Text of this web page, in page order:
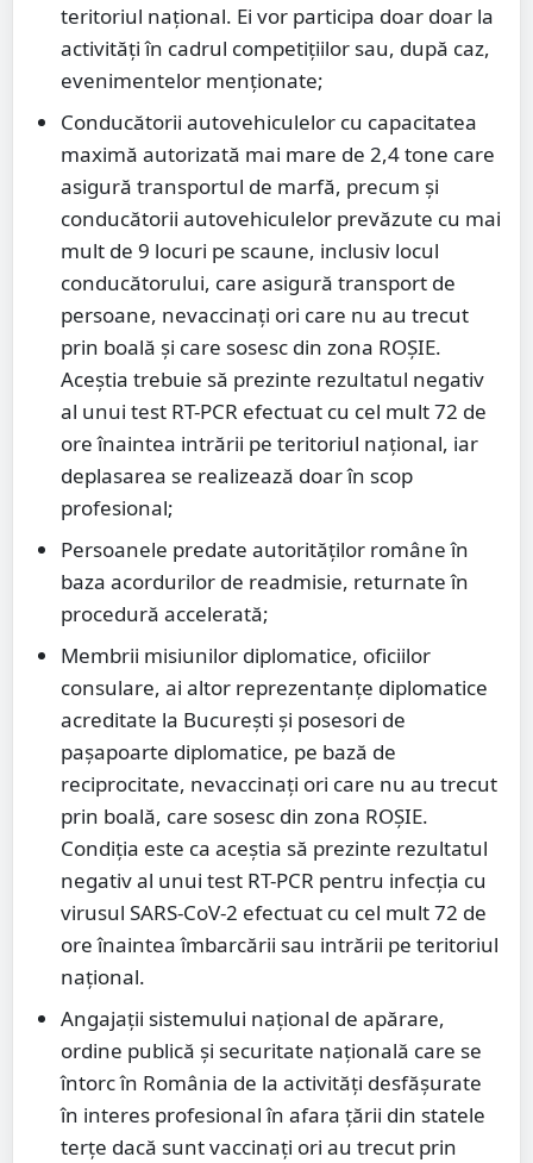
teritoriul național. Ei vor participa doar doar la
activități în cadrul competițiilor sau, după caz,
evenimentelor menționate;
Conducătorii autovehiculelor cu capacitatea
maximă autorizată mai mare de 2,4 tone care
asigură transportul de marfă, precum și
conducătorii autovehiculelor prevăzute cu mai
mult de 9 locuri pe scaune, inclusiv locul
conducătorului, care asigură transport de
persoane, nevaccinați ori care nu au trecut
prin boală și care sosesc din zona ROȘIE.
Aceștia trebuie să prezinte rezultatul negativ
al unui test RT-PCR efectuat cu cel mult 72 de
ore înaintea intrării pe teritoriul național, iar
deplasarea se realizează doar în scop
profesional;
Persoanele predate autorităților române în
baza acordurilor de readmisie, returnate în
procedură accelerată;
Membrii misiunilor diplomatice, oficiilor
consulare, ai altor reprezentanțe diplomatice
acreditate la București și posesori de
pașapoarte diplomatice, pe bază de
reciprocitate, nevaccinați ori care nu au trecut
prin boală, care sosesc din zona ROȘIE.
Condiția este ca aceștia să prezinte rezultatul
negativ al unui test RT-PCR pentru infecția cu
virusul SARS-CoV-2 efectuat cu cel mult 72 de
ore înaintea îmbarcării sau intrării pe teritoriul
național.
Angajații sistemului național de apărare,
ordine publică şi securitate națională care se
întorc în România de la activități desfășurate
în interes profesional în afara țării din statele
terțe dacă sunt vaccinați ori au trecut prin